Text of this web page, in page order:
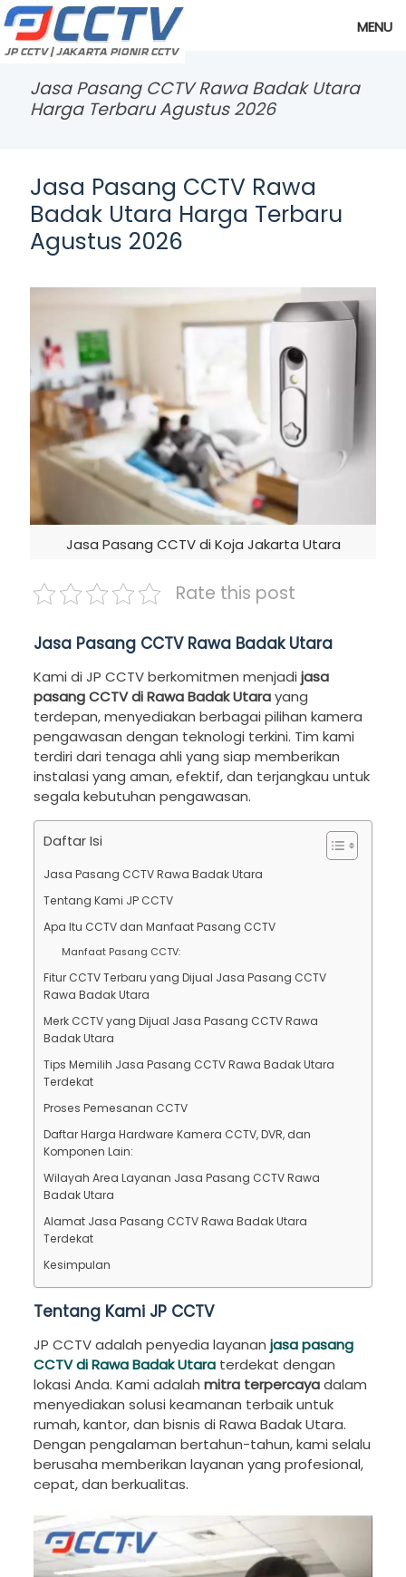
MENU
Jasa Pasang CCTV Rawa Badak Utara
Harga Terbaru Agustus 2026
Jasa Pasang CCTV Rawa
Badak Utara Harga Terbaru
Agustus 2026
Jasa Pasang CCTV di Koja Jakarta Utara
Rate this post
Jasa Pasang CCTV Rawa Badak Utara
Kami di JP CCTV berkomitmen menjadi jasa
pasang CCTV di Rawa Badak Utarayang
terdepan, menyediakan berbagai pilihan kamera
pengawasan dengan teknologi terkini. Tim kami
terdiri dari tenaga ahli yang siap memberikan
instalasi yang aman, efektif, dan terjangkau untuk
segala kebutuhan pengawasan.
Daftar Isi
Jasa Pasang CCTV Rawa Badak Utara
Tentang Kami JP CCTV
Apa Itu CCTV dan Manfaat Pasang CCTV
Manfaat Pasang CCTV:
Fitur CCTV Terbaru yang Dijual Jasa Pasang CCTV
Rawa Badak Utara
Merk CCTV yang Dijual Jasa Pasang CCTV Rawa
Badak Utara
Tips Memilih Jasa Pasang CCTV Rawa Badak Utara
Terdekat
Proses Pemesanan CCTV
Daftar Harga Hardware Kamera CCTV, DVR, dan
Komponen Lain:
Wilayah Area Layanan Jasa Pasang CCTV Rawa
Badak Utara
Alamat Jasa Pasang CCTV Rawa Badak Utara
Terdekat
Kesimpulan
Tentang Kami JP CCTV
JP CCTV adalah penyedia layanan jasa pasang
CCTV di Rawa Badak Utaraterdekat dengan
lokasi Anda. Kami adalah mitra terpercayadalam
menyediakan solusi keamanan terbaik untuk
rumah, kantor, dan bisnis di Rawa Badak Utara.
Dengan pengalaman bertahun-tahun, kami selalu
berusaha memberikan layanan yang profesional,
cepat, dan berkualitas.